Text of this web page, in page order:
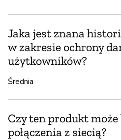
Jaka jest znana
w zakresie ochrony
użytkowników?
Średnia
Czy ten produkt
połączenia z siecią?